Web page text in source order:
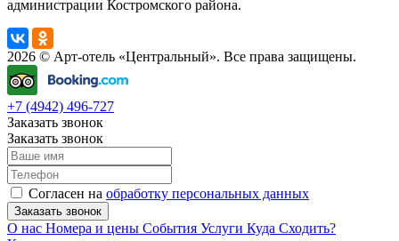
администрации Костромского района.
2026 © Арт-отель «Центральный». Все права защищены.
+7 (4942) 496-727
Заказать звонок
Заказать звонок
Согласен на обработку персональных данных
Заказать звонок
О нас Номера и цены События Услуги Куда Сходить?